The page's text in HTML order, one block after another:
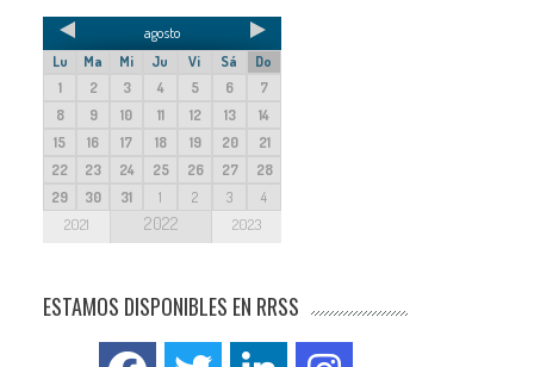
agosto
Lu Ma Mi Ju Vi Sá
Do
1
2 3 4 5 6
7
8
9 10 11 12 13
14
15
16 17 18 19 20
21
22
23 24 25 26 27
28
29
30 31 1 2 3 4
2021 2022 2023
ESTAMOS DISPONIBLES EN RRSS